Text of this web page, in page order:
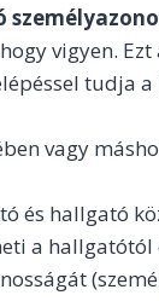
vigyen.
tudja
vagy
és hallgató
a